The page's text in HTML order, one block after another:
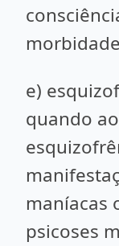
e)
quando
maníacas
psicoses